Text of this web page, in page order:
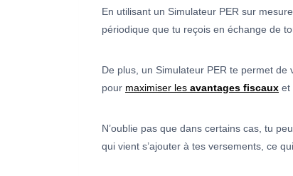
En utilisant un Simulateur PER sur
périodique que tu reçois en échange de
De plus, un Simulateur PER te permet
pour maximiser les avantages fiscaux et
N’oublie pas que dans certains cas, tu
qui vient s’ajouter à tes versements, ce